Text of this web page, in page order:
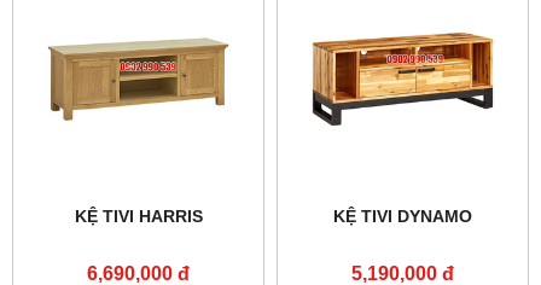
KỆ TIVI HARRIS
6,690,000 đ
KỆ TIVI DYNAMO
5,190,000 đ